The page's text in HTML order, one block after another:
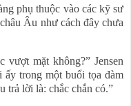
phụ thuộc vào các kỹ sư
Âu như cách đây chưa
mặt không?” Jensen
trong một buổi tọa đàm
trả lời là: chắc chắn có.”